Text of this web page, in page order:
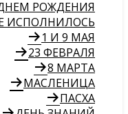
РОЖДЕНИЯ
ИСПОЛНИЛОСЬ
1 И 9 МАЯ
23 ФЕВРАЛЯ
8 МАРТА
МАСЛЕНИЦА
ПАСХА